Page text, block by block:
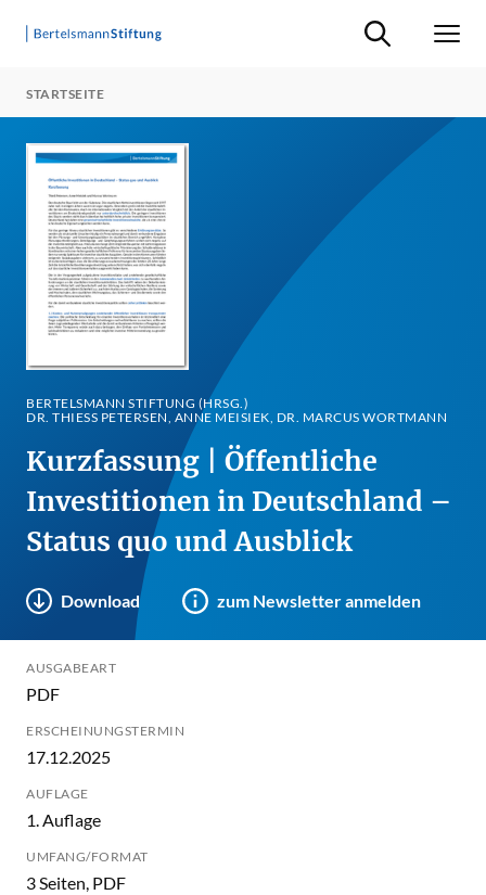
Suche ein-/
STARTSEITE
BERTELSMANN STIFTUNG (HRSG.)
DR. THIESS PETERSEN, ANNE MEISIEK, DR. MARCUS WORTMANN
Kurzfassung | Öffentliche
Investitionen in Deutschland –
Status quo und Ausblick
Download zum Newsletter anmelden
AUSGABEART
PDF
ERSCHEINUNGSTERMIN
17.12.2025
AUFLAGE
1. Auflage
UMFANG/FORMAT
3 Seiten, PDF